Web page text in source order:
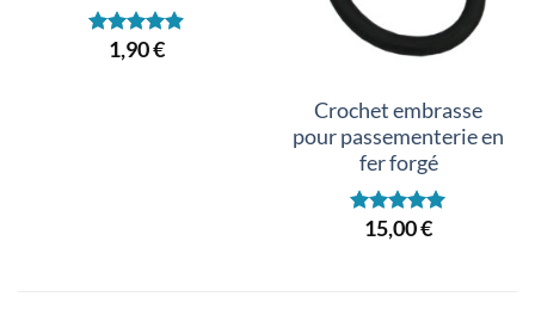
Note4.89
1,90€
Crochet embrasse
pour passementerie en
fer forgé
Note5.00
15,00€